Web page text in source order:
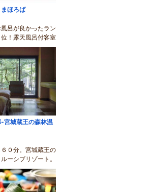
ほろば
呂が良かったラン
！露天風呂付客室
宮城蔵王の森林温
０分。宮城蔵王の
ーシブリゾート。